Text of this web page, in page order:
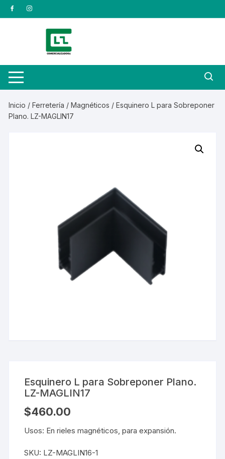
Saltar
al
Inicio /Ferretería /Magnéticos / Esquinero L para Sobreponer
Plano. LZ-MAGLIN17
Esquinero L para Sobreponer Plano.
LZ-MAGLIN17
$460.00
Usos: En rieles magnéticos, para expansión.
SKU: LZ-MAGLIN16-1